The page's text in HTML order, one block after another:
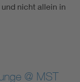
nicht allein in
@ MST